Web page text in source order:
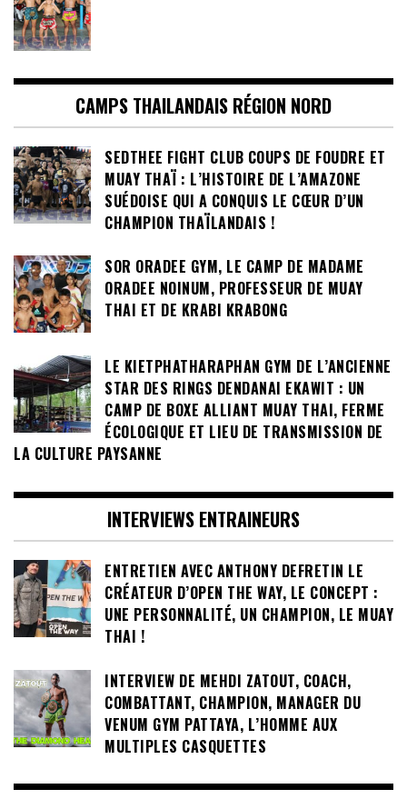
CAMPS THAILANDAIS RÉGION NORD
SEDTHEE FIGHT CLUB COUPS DE FOUDRE ET
MUAY THAÏ : L’HISTOIRE DE L’AMAZONE
SUÉDOISE QUI A CONQUIS LE CŒUR D’UN
CHAMPION THAÏLANDAIS !
SOR ORADEE GYM, LE CAMP DE MADAME
ORADEE NOINUM, PROFESSEUR DE MUAY
THAI ET DE KRABI KRABONG
LE KIETPHATHARAPHAN GYM DE L’ANCIENNE
STAR DES RINGS DENDANAI EKAWIT : UN
CAMP DE BOXE ALLIANT MUAY THAI, FERME
ÉCOLOGIQUE ET LIEU DE TRANSMISSION DE
LA CULTURE PAYSANNE
INTERVIEWS ENTRAINEURS
ENTRETIEN AVEC ANTHONY DEFRETIN LE
CRÉATEUR D’OPEN THE WAY, LE CONCEPT :
UNE PERSONNALITÉ, UN CHAMPION, LE MUAY
THAI !
INTERVIEW DE MEHDI ZATOUT, COACH,
COMBATTANT, CHAMPION, MANAGER DU
VENUM GYM PATTAYA, L’HOMME AUX
MULTIPLES CASQUETTES